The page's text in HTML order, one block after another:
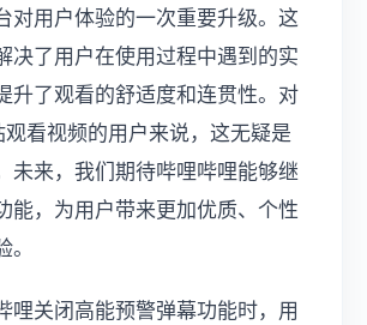
对用户体验的一次重要升级。这
决了用户在使用过程中遇到的实
升了观看的舒适度和连贯性。对
看视频的用户来说，这无疑是
未来，我们期待哔哩哔哩能够继
能，为用户带来更加优质、个性
哩关闭高能预警弹幕功能时，用